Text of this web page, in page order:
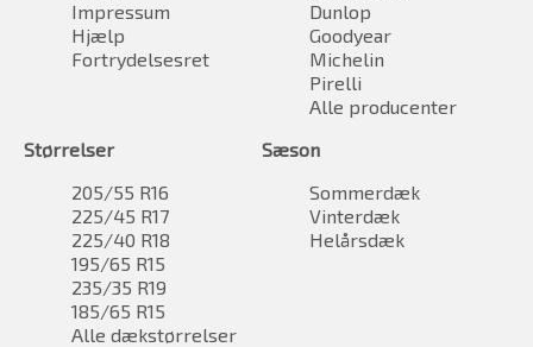
Impressum
Hjælp
Fortrydelsesret
Dunlop
Goodyear
Michelin
Pirelli
Alle producenter
Størrelser
205/55 R16
225/45 R17
225/40 R18
195/65 R15
235/35 R19
185/65 R15
Alle dækstørrelser
Sæson
Sommerdæk
Vinterdæk
Helårsdæk